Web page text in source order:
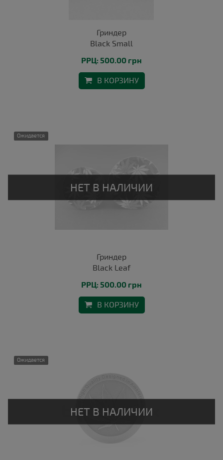
Гриндер
Black Small
РРЦ: 500.00 грн
В КОРЗИНУ
Ожидается
Гриндер
Black Leaf
РРЦ: 500.00 грн
В КОРЗИНУ
Ожидается